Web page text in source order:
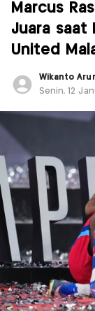
Marcus
Juara saat
United
Wikanto
Senin, 12